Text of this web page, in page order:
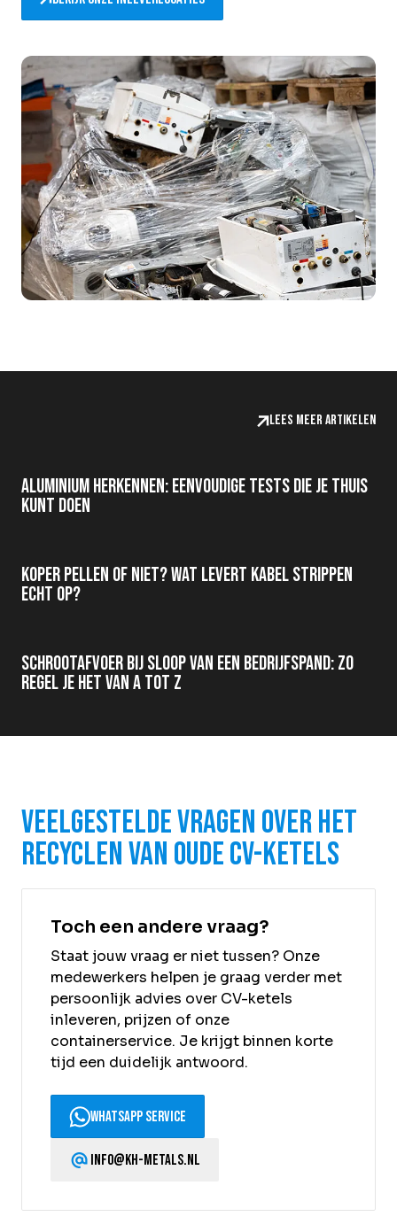
Lees meer artikelen
Aluminium herkennen: eenvoudige tests die je thuis
kunt doen
Koper pellen of niet? Wat levert kabel strippen
echt op?
Schrootafvoer bij sloop van een bedrijfspand: zo
regel je het van A tot Z
Veelgestelde vragen over het
recyclen van oude CV-ketels
Toch een andere vraag?
Staat jouw vraag er niet tussen? Onze
medewerkers helpen je graag verder met
persoonlijk advies over CV-ketels
inleveren, prijzen of onze
containerservice. Je krijgt binnen korte
tijd een duidelijk antwoord.
WhatsApp service
info@kh-metals.nl